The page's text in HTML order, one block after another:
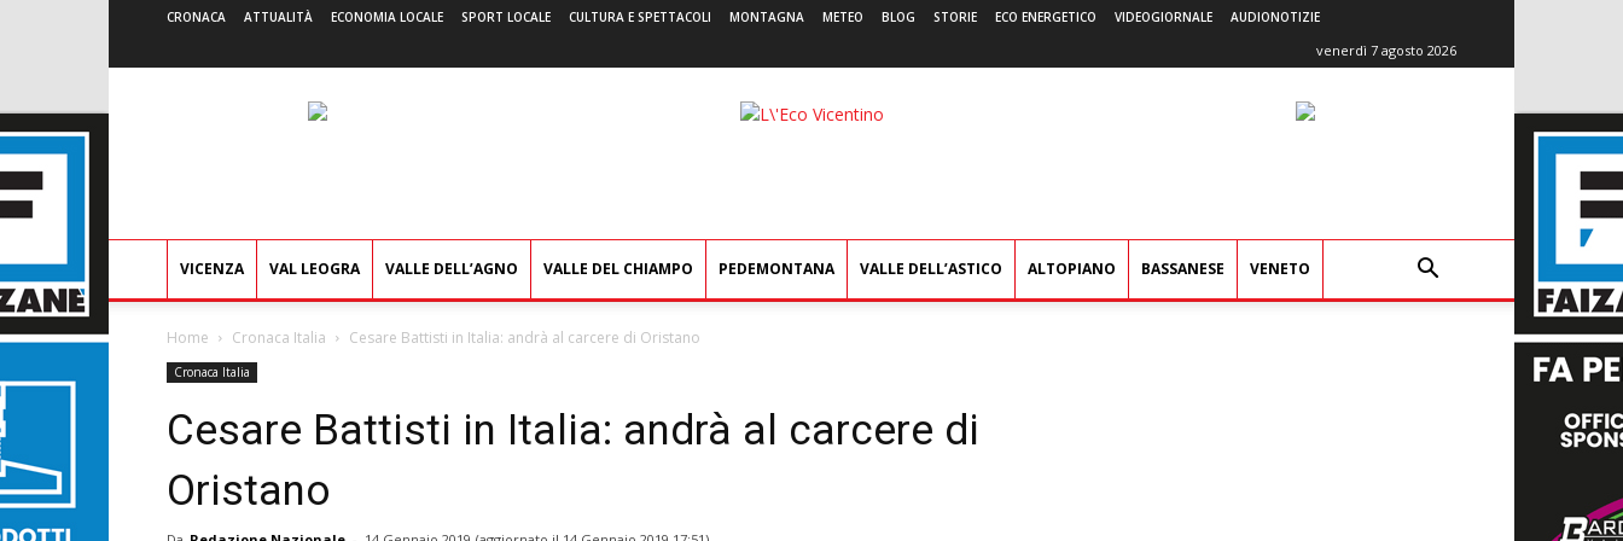
CRONACA ATTUALITÀ ECONOMIA LOCALE SPORT LOCALE CULTURA E SPETTACOLI MONTAGNA METEO BLOG STORIE ECO ENERGETICO VIDEOGIORNALE AUDIONOTIZIE
venerdì 7 agosto 2026
L'Eco
VICENZA VAL LEOGRA VALLE DELL’AGNO VALLE DEL CHIAMPO PEDEMONTANA VALLE DELL’ASTICO ALTOPIANO BASSANESE VENETO
Home Cronaca Italia Cesare Battisti in Italia: andrà al carcere di Oristano
Cronaca Italia
Cesare Battisti in Italia: andrà al carcere di
Oristano